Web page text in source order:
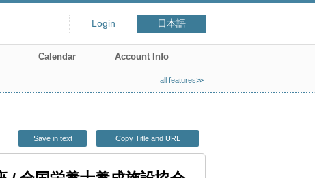
Login 日本語
Calendar Account Info
all features≫
Save in text Copy Title and URL